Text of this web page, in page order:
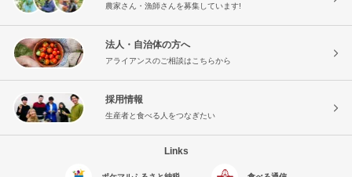
農家さん・漁師さんを募集しています!
法人・自治体の方へ
アライアンスのご相談はこちらから
採用情報
生産者と食べる人をつなぎたい
Links